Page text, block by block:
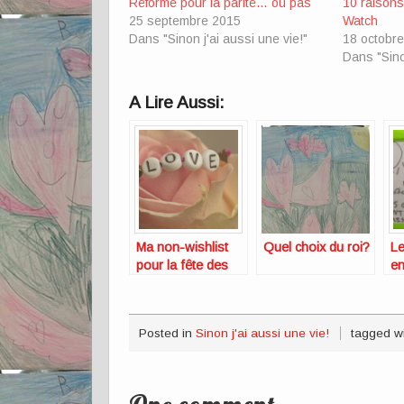
Réforme pour la parité… ou pas
25 septembre 2015
Dans "Sinon j'ai aussi une vie!"
10 raisons
Watch
18
Dans
A Lire Aussi:
Ma non-wishlist
pour la fête des
Quel choix du roi?
Posted in Sinon j'ai aussi une vie! tagged